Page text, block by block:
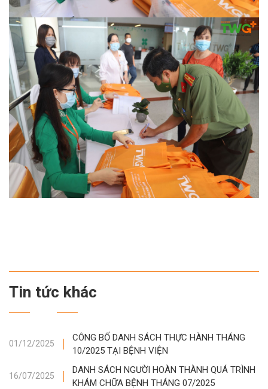
Tin tức khác
01/12/2025
CÔNG BỐ DANH SÁCH THỰC HÀNH THÁNG
10/2025 TẠI BỆNH VIỆN
16/07/2025
DANH SÁCH NGƯỜI HOÀN THÀNH QUÁ TRÌNH
KHÁM CHỮA BỆNH THÁNG 07/2025